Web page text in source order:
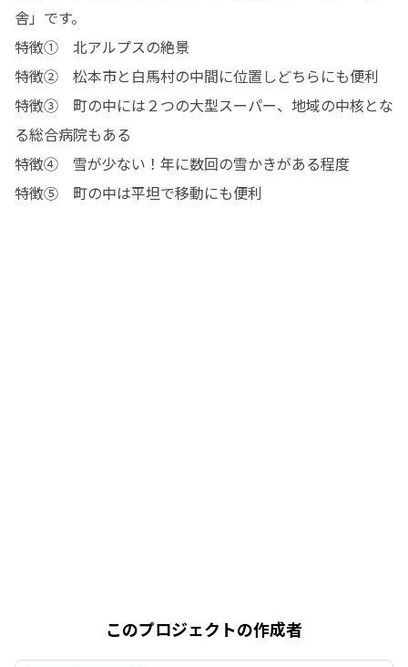
舎」です。
特徴①　北アルプスの絶景
特徴②　松本市と白馬村の中間に位置しどちらにも便利
特徴③　町の中には２つの大型スーパー、地域の中核とな
る総合病院もある
特徴④　雪が少ない！年に数回の雪かきがある程度
特徴⑤　町の中は平坦で移動にも便利
このプロジェクトの作成者